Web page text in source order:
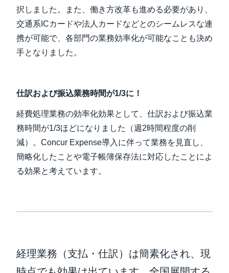
択しました。また、働き方改革も進める必要があり、
交通系ICカードや法人カードなどとのシームレスな連
携が可能で、各部門の業務効率化が可能なことも決め
手となりました。
仕訳および振込業務時間が1/3に！
経費処理業務の効率化効果として、仕訳および振込業
務時間が1/3ほどになりました（週2時間程度の削
減）。Concur Expense導入に伴って業務を見直し、
簡略化したことや電子帳簿保存法に対応したことによ
る効果と考えています。
経理業務（支払・仕訳）は簡素化され、現